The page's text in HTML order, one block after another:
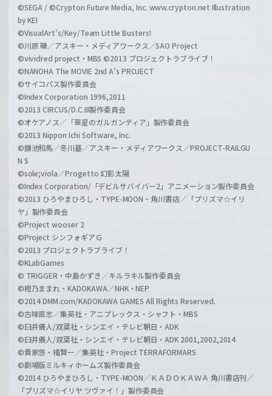
©SEGA / ©Crypton Future Media, Inc. www.crypton.net Illustration
by KEI
©VisualArt's/Key/Team Little Busters!
©川原 礫／アスキー・メディアワークス／SAO Project
©vividred project・MBS ©2013 プロジェクトラブライブ！
©NANOHA The MOVIE 2nd A's PROJECT
©サイコパス製作委員会
©Index Corporation 1996,2011
©2013 CIRCUS/D.C.III製作委員会
©オケアノス／「翠星のガルガンティア」製作委員会
©2013 Nippon Ichi Software, Inc.
©鎌池和馬／冬川基／アスキー・メディアワークス／PROJECT-RAILGU
N S
©sole;viola／Progetto 幻影太陽
©Index Corporation/「デビルサバイバー2」アニメーション製作委員会
©2013 ひろやまひろし・TYPE-MOON・角川書店／「プリズマ☆イリ
ヤ」製作委員会
©Project wooser 2
©Project シンフォギアＧ
©2013 プロジェクトラブライブ！
©KLabGames
© TRIGGER・中島かずき／キルラキル製作委員会
©橙乃ままれ・KADOKAWA／NHK・NEP
©2014 DMM.com/KADOKAWA GAMES All Rights Reserved.
©古味直志／集英社・アニプレックス・シャフト・MBS
©臼井儀人/双葉社・シンエイ・テレビ朝日・ADK
©臼井儀人/双葉社・シンエイ・テレビ朝日・ADK 2001,2002,2014
©貴家悠・橘賢一／集英社・Project TERRAFORMARS
©劇場版ミルキィホームズ製作委員会
©2014 ひろやまひろし・TYPE-MOON／ＫＡＤＯＫＡＷＡ 角川書店刊／
「プリズマ☆イリヤ ツヴァイ！」製作委員会